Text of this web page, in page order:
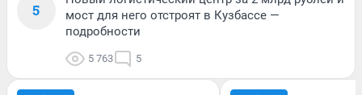
5
мост для него отстроят в Кузбассе —
подробности
5 763 5